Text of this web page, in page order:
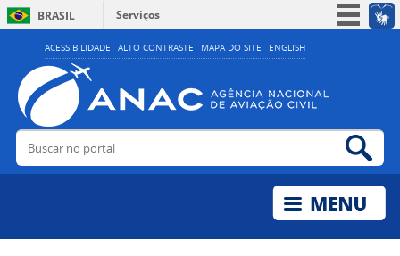
ACESSIBILIDADE ALTO CONTRASTE MAPA DO SITE ENGLISH
BRASIL
Serviços
Simplifique!
Acesso à informação
Legislação
Buscar no portal